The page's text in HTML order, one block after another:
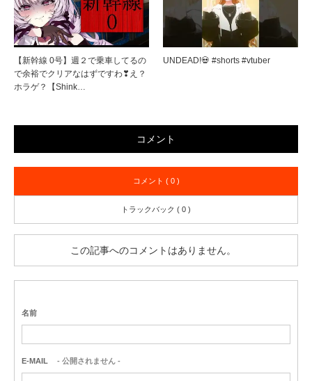
【新幹線 0号】週２で乗車してるの
で余裕でクリアなはずですわ❣え？
ホラゲ？【Shink…
UNDEAD!💀 #shorts #vtuber
コメント
コメント ( 0 )
トラックバック ( 0 )
この記事へのコメントはありません。
名前
E-MAIL - 公開されません -